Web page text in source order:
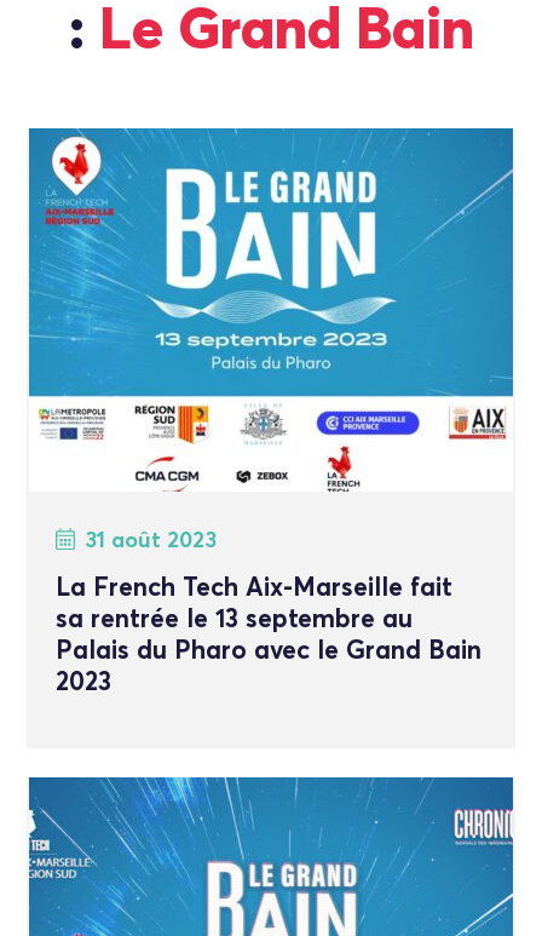
: Le Grand Bain
31 août 2023
La French Tech Aix-Marseille fait
sa rentrée le 13 septembre au
Palais du Pharo avec le Grand Bain
2023